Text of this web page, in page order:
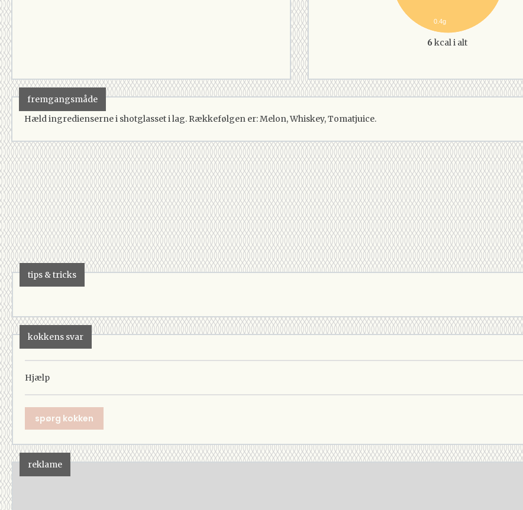
0.4g
6 kcal i alt
fremgangsmåde
Hæld ingredienserne i shotglasset i lag. Rækkefølgen er: Melon, Whiskey, Tomatjuice.
tips & tricks
kokkens svar
Hjælp
spørg kokken
reklame